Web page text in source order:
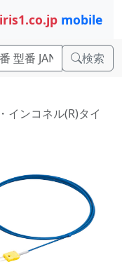
mobile
検索
インコネル(R)タイ